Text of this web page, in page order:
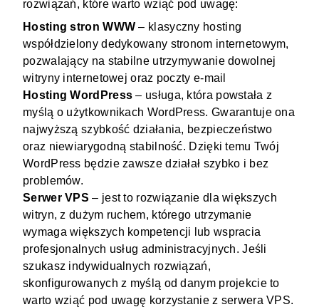
rozwiązań, które warto wziąć pod uwagę:
Hosting stron WWW – klasyczny hosting
współdzielony dedykowany stronom internetowym,
pozwalający na stabilne utrzymywanie dowolnej
witryny internetowej oraz poczty e-mail
Hosting WordPress – usługa, która powstała z
myślą o użytkownikach WordPress. Gwarantuje ona
najwyższą szybkość działania, bezpieczeństwo
oraz niewiarygodną stabilność. Dzięki temu Twój
WordPress będzie zawsze działał szybko i bez
problemów.
Serwer VPS – jest to rozwiązanie dla większych
witryn, z dużym ruchem, którego utrzymanie
wymaga większych kompetencji lub wspracia
profesjonalnych usług administracyjnych. Jeśli
szukasz indywidualnych rozwiązań,
skonfigurowanych z myślą od danym projekcie to
warto wziąć pod uwagę korzystanie z serwera VPS.